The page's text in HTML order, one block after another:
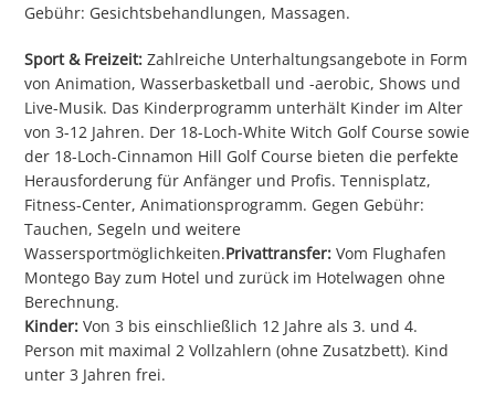
Gebühr: Gesichtsbehandlungen, Massagen.
Sport & Freizeit: Zahlreiche Unterhaltungsangebote in Form
von Animation, Wasserbasketball und -aerobic, Shows und
Live-Musik. Das Kinderprogramm unterhält Kinder im Alter
von 3-12 Jahren. Der 18-Loch-White Witch Golf Course sowie
der 18-Loch-Cinnamon Hill Golf Course bieten die perfekte
Herausforderung für Anfänger und Profis. Tennisplatz,
Fitness-Center, Animationsprogramm. Gegen Gebühr:
Tauchen, Segeln und weitere
Wassersportmöglichkeiten.Privattransfer: Vom Flughafen
Montego Bay zum Hotel und zurück im Hotelwagen ohne
Berechnung.
Kinder: Von 3 bis einschließlich 12 Jahre als 3. und 4.
Person mit maximal 2 Vollzahlern (ohne Zusatzbett). Kind
unter 3 Jahren frei.